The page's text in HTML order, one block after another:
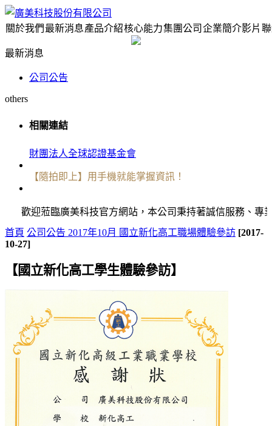
關於我們 最新消息產品介紹核心能力集團公司 企業簡介影片
最新消息
公司公告
others
相關連結
財團法人全球認證基金會
【隨拍即上】用手機就能掌握資訊！
歡迎蒞臨廣美科技官方網站，本公司秉持著誠信服務、專業技
首頁 公司公告 2017年10月 國立新化高工職場體驗參訪 [2017-
10-27]
【 國立新化高工學生體驗參訪】